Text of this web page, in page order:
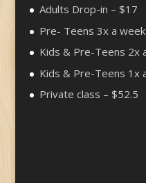
Adults Drop-in – $17
Pre- Teens 3x a
Kids & Pre-Teens 2x
Kids & Pre-Teens 1x
Private class – $52.5